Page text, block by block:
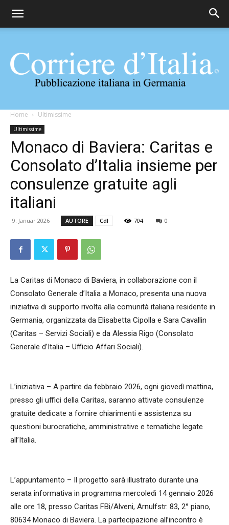
Corriere
d'Italia
Home Ultimissime
Ultimissime
Monaco di Baviera: Caritas e
Consolato d’Italia insieme per
consulenze gratuite agli
italiani
9. Januar 2026 AUTORE CdI 704 0
La Caritas di Monaco di Baviera, in collaborazione con il
Consolato Generale d’Italia a Monaco, presenta una nuova
iniziativa di supporto rivolta alla comunità italiana residente in
Germania, organizzata da Elisabetta Cipolla e Sara Cavallin
(Caritas – Servizi Sociali) e da Alessia Rigo (Consolato
Generale d’Italia – Ufficio Affari Sociali).
L’iniziativa – A partire da febbraio 2026, ogni giovedì mattina,
presso gli uffici della Caritas, saranno attivate consulenze
gratuite dedicate a fornire chiarimenti e assistenza su
questioni burocratiche, amministrative e tematiche legate
all’Italia.
L’appuntamento – Il progetto sarà illustrato durante una
serata informativa in programma mercoledì 14 gennaio 2026
alle ore 18, presso Caritas FBi/Alveni, Arnulfstr. 83, 2° piano,
80634 Monaco di Baviera. La partecipazione all’incontro è